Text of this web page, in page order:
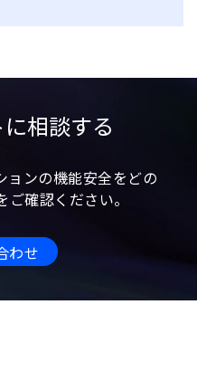
相談する
ンの機能安全をどの
確認ください。
わせ